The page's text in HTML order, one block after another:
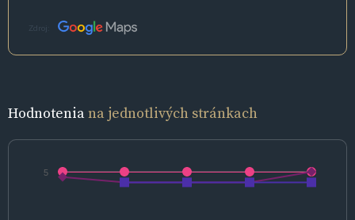
Zdroj:
Hodnoteniana jednotlivých stránkach
5